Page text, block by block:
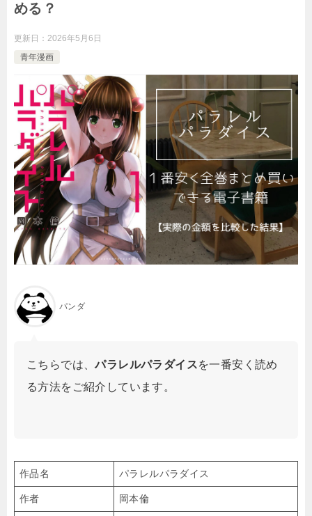
める？
更新日： 2026年5月6日
青年漫画
パンダ
こちらでは、パラレルパラダイスを一番安く読め
る方法をご紹介しています。
作品名 パラレルパラダイス
作者 岡本倫